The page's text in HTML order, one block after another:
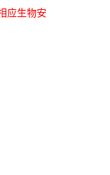
应生物安